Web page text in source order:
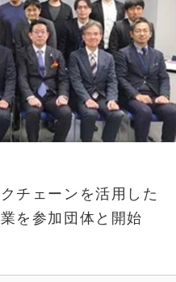
チェーンを活用した
を参加団体と開始